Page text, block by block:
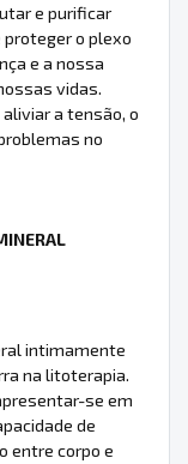
e purificar
proteger o plexo
e a nossa
vidas.
a tensão, o
no
intimamente
na litoterapia.
se em
de
entre corpo e